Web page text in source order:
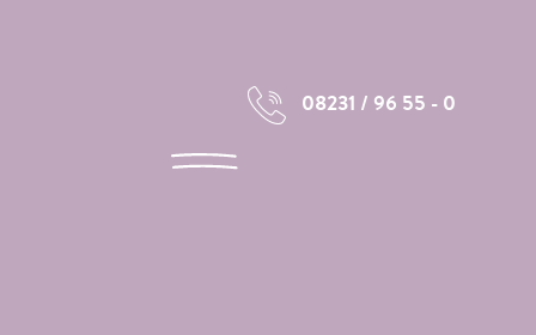
08231 / 96 55 - 0